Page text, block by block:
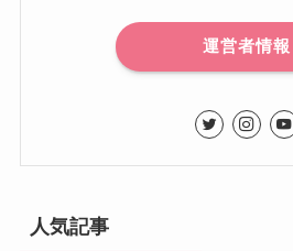
運営者情報
人気記事